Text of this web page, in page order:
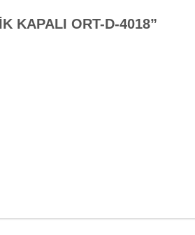
KAPALI ORT-D-4018”